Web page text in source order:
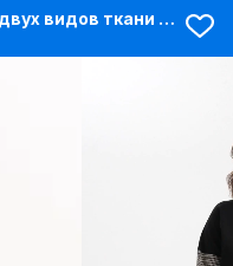
Демисезонное платье из двух видов ткани с кулиской по талии